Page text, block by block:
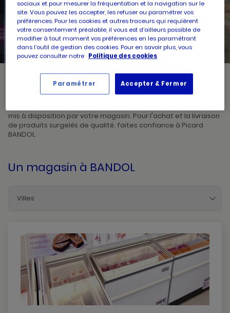
RECHERCHERUN
POINT
DE
VENTE
PICARD
Picard, créateur de saveurs et commerçant de proximité, vous
accueille dans l'un de ses magasins à BANDOL. Prenez
mis à disposition par votre magasin. Pour l'achat et la livraison
de produits surgelés de qualité, faites confiance à Picard
BANDOL
Un magasin à BANDOL
Villes
Brignoles
Cogolin
Frejus
Gassin
sociaux et pour mesurer la fréquentation et la navigation sur le
site. Vous pouvez les accepter, les refuser ou paramétrer vos
préférences. Pour les cookies et autres traceurs qui requièrent
votre consentement préalable, il vous est d’ailleurs possible de
modifier à tout moment vos préférences en les paramétrant
dans l’outil de gestion des cookies. Pour en savoir plus, vous
pouvez consulter notre Politique des cookies
Accepter & Fermer
Paramétrer